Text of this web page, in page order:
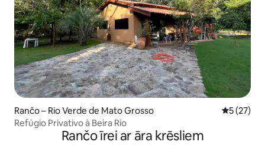
Rančo – Rio Verde de Mato Grosso Vidējais
5 (27)
Refúgio Privativo à Beira Rio
Rančo īrei ar āra krēsliem